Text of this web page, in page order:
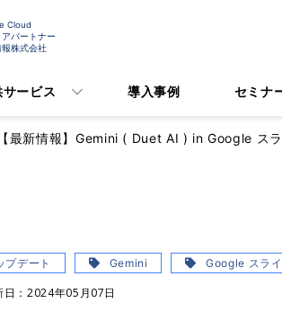
Cloud
アパートナー
報株式会社
サービス 導入事例 セミナ
【最新情報】Gemini ( Duet AI ) in Google ス
プデート Gemini Google スラ
：2024年05月07日